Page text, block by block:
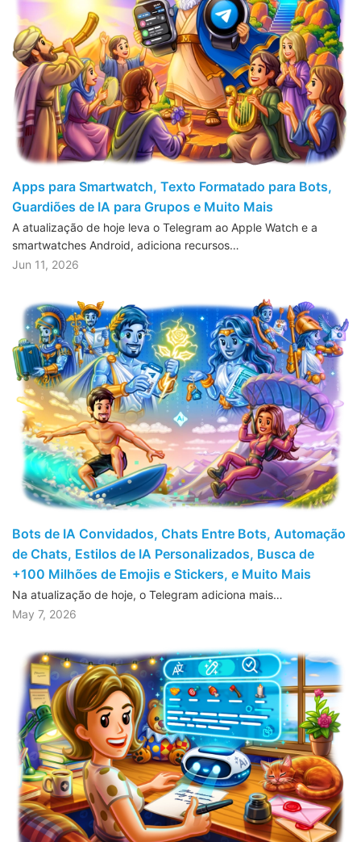
Apps para Smartwatch, Texto Formatado para Bots,
Guardiões de IA para Grupos e Muito Mais
A atualização de hoje leva o Telegram ao Apple Watch e a
smartwatches Android, adiciona recursos…
Jun 11, 2026
Bots de IA Convidados, Chats Entre Bots, Automação
de Chats, Estilos de IA Personalizados, Busca de
+100 Milhões de Emojis e Stickers, e Muito Mais
Na atualização de hoje, o Telegram adiciona mais…
May 7, 2026